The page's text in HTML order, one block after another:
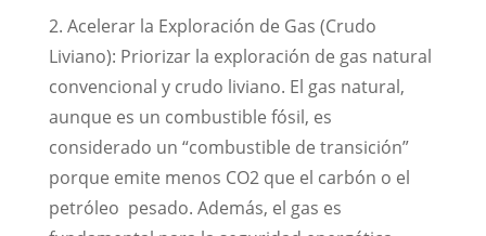
2. Acelerar la Exploración de Gas (Crudo
Liviano): Priorizar la exploración de gas natural
convencional y crudo liviano. El gas natural,
aunque es un combustible fósil, es
considerado un “combustible de transición”
porque emite menos CO2 que el carbón o el
petróleo pesado. Además, el gas es